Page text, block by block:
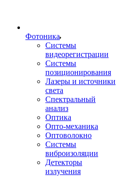
Фотоника
Cистемы
видеорегистрации
Системы
позиционирования
Лазеры и источники
света
Спектральный
анализ
Оптика
Опто-механика
Оптоволокно
Системы
виброизоляции
Детекторы
излучения